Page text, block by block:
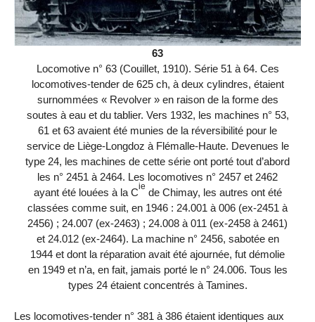
63
Locomotive n° 63 (Couillet, 1910). Série 51 à 64. Ces
locomotives-tender de 625 ch, à deux cylindres, étaient
surnommées « Revolver » en raison de la forme des
soutes à eau et du tablier. Vers 1932, les machines n° 53,
61 et 63 avaient été munies de la réversibilité pour le
service de Liège-Longdoz à Flémalle-Haute. Devenues le
type 24, les machines de cette série ont porté tout d’abord
les n° 2451 à 2464. Les locomotives n° 2457 et 2462
ayant été louées à la Cie de Chimay, les autres ont été
classées comme suit, en 1946 : 24.001 à 006 (ex-2451 à
2456) ; 24.007 (ex-2463) ; 24.008 à 011 (ex-2458 à 2461)
et 24.012 (ex-2464). La machine n° 2456, sabotée en
1944 et dont la réparation avait été ajournée, fut démolie
en 1949 et n’a, en fait, jamais porté le n° 24.006. Tous les
types 24 étaient concentrés à Tamines.
Les locomotives-tender n° 381 à 386 étaient identiques aux